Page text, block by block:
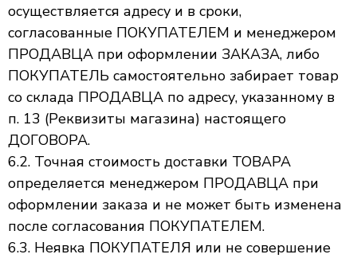
осуществляется адресу и в сроки,
согласованные ПОКУПАТЕЛЕМ и менеджером
ПРОДАВЦА при оформлении ЗАКАЗА, либо
ПОКУПАТЕЛЬ самостоятельно забирает товар
со склада ПРОДАВЦА по адресу, указанному в
п. 13 (Реквизиты магазина) настоящего
ДОГОВОРА.
6.2. Точная стоимость доставки ТОВАРА
определяется менеджером ПРОДАВЦА при
оформлении заказа и не может быть изменена
после согласования ПОКУПАТЕЛЕМ.
6.3. Неявка ПОКУПАТЕЛЯ или не совершение